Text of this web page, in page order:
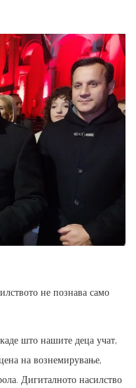
не познава само
што нашите деца учат,
на вознемирување,
Дигиталното насилство